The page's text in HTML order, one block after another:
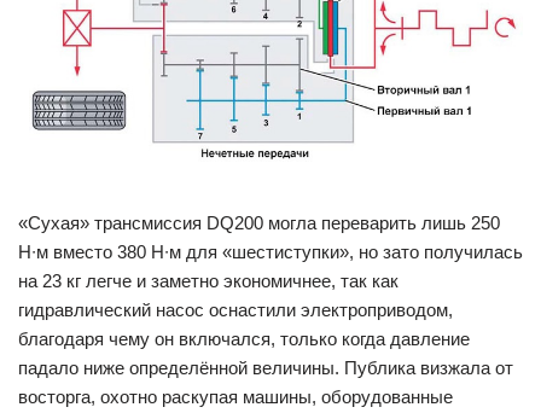
«Сухая» трансмиссия DQ200 могла переварить лишь 250
Н∙м вместо 380 Н∙м для «шестиступки», но зато получилась
на 23 кг легче и заметно экономичнее, так как
гидравлический насос оснастили электроприводом,
благодаря чему он включался, только когда давление
падало ниже определённой величины. Публика визжала от
восторга, охотно раскупая машины, оборудованные